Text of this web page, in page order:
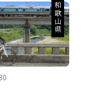
和歌山県